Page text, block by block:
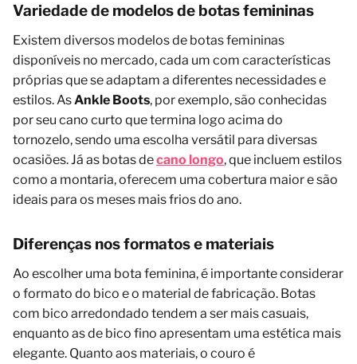
Variedade de modelos de botas femininas
Existem diversos modelos de botas femininas
disponíveis no mercado, cada um com características
próprias que se adaptam a diferentes necessidades e
estilos. As Ankle Boots, por exemplo, são conhecidas
por seu cano curto que termina logo acima do
tornozelo, sendo uma escolha versátil para diversas
ocasiões. Já as botas decano longo, que incluem estilos
como a montaria, oferecem uma cobertura maior e são
ideais para os meses mais frios do ano.
Diferenças nos formatos e materiais
Ao escolher uma bota feminina, é importante considerar
o formato do bico e o material de fabricação. Botas
com bico arredondado tendem a ser mais casuais,
enquanto as de bico fino apresentam uma estética mais
elegante. Quanto aos materiais, o couro é